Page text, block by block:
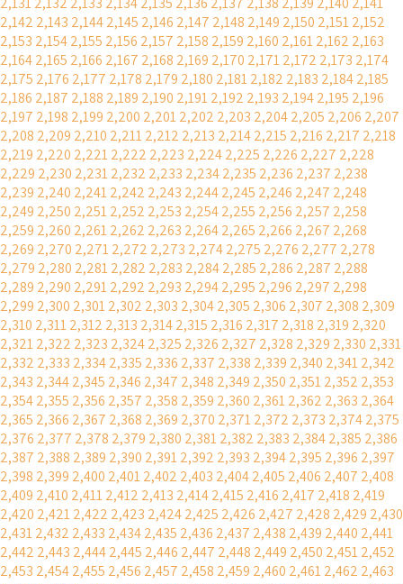
2,142 2,143 2,1442,145 2,146 2,147 2,148 2,149 2,150 2,1512,152
2,153 2,1542,155 2,156 2,157 2,158 2,159 2,160 2,1612,162 2,163
2,1642,165 2,166 2,167 2,168 2,169 2,170 2,1712,172 2,173 2,174
2,175 2,176 2,177 2,178 2,179 2,180 2,1812,182 2,183 2,1842,185
2,186 2,187 2,188 2,189 2,190 2,1912,192 2,193 2,1942,195 2,196
2,197 2,198 2,199 2,200 2,2012,202 2,203 2,2042,205 2,206 2,207
2,208 2,209 2,210 2,2112,212 2,213 2,2142,215 2,216 2,217 2,218
2,219 2,220 2,2212,222 2,223 2,2242,225 2,226 2,227 2,228
2,229 2,230 2,2312,232 2,233 2,2342,235 2,236 2,237 2,238
2,239 2,240 2,2412,242 2,243 2,2442,245 2,246 2,247 2,248
2,249 2,250 2,2512,252 2,253 2,2542,255 2,256 2,257 2,258
2,259 2,260 2,2612,262 2,263 2,2642,265 2,266 2,267 2,268
2,269 2,270 2,2712,272 2,273 2,2742,275 2,276 2,277 2,278
2,279 2,280 2,2812,282 2,283 2,2842,285 2,286 2,287 2,288
2,289 2,290 2,2912,292 2,293 2,2942,295 2,296 2,297 2,298
2,299 2,300 2,3012,302 2,303 2,3042,305 2,306 2,307 2,308 2,309
2,310 2,3112,312 2,313 2,3142,315 2,316 2,317 2,318 2,319 2,320
2,3212,322 2,323 2,3242,325 2,326 2,327 2,328 2,329 2,330 2,331
2,332 2,333 2,3342,335 2,336 2,337 2,338 2,339 2,340 2,3412,342
2,343 2,3442,345 2,346 2,347 2,348 2,349 2,350 2,3512,352 2,353
2,3542,355 2,356 2,357 2,358 2,359 2,360 2,3612,362 2,363 2,364
2,365 2,366 2,367 2,368 2,369 2,370 2,3712,372 2,373 2,3742,375
2,376 2,377 2,378 2,379 2,380 2,3812,382 2,383 2,3842,385 2,386
2,387 2,388 2,389 2,390 2,3912,392 2,393 2,3942,395 2,396 2,397
2,398 2,399 2,400 2,4012,402 2,403 2,4042,405 2,406 2,407 2,408
2,409 2,410 2,4112,412 2,413 2,4142,415 2,416 2,417 2,418 2,419
2,420 2,4212,422 2,423 2,4242,425 2,426 2,427 2,428 2,429 2,430
2,4312,432 2,433 2,4342,435 2,436 2,437 2,438 2,439 2,440 2,441
2,442 2,443 2,4442,445 2,446 2,447 2,448 2,449 2,450 2,4512,452
2,453 2,4542,455 2,456 2,457 2,458 2,459 2,460 2,4612,462 2,463